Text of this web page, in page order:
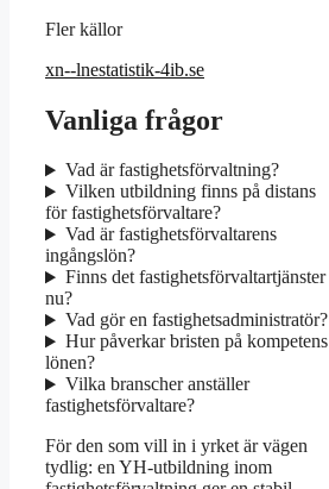
Fler källor
xn--lnestatistik-4ib.se
Vanliga frågor
Vad är fastighetsförvaltning?
Vilken utbildning finns på distans
för fastighetsförvaltare?
Vad är fastighetsförvaltarens
ingångslön?
Finns det fastighetsförvaltartjänster
nu?
Vad gör en fastighetsadministratör?
Hur påverkar bristen på kompetens
lönen?
Vilka branscher anställer
fastighetsförvaltare?
För den som vill in i yrket är vägen
tydlig: en YH-utbildning inom